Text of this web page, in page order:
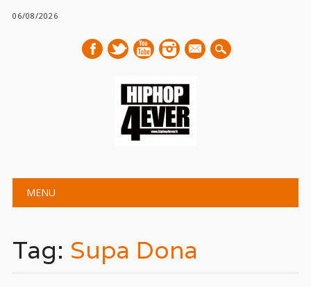
06/08/2026
mail
Main menu
MENU
Tag: Supa Dona